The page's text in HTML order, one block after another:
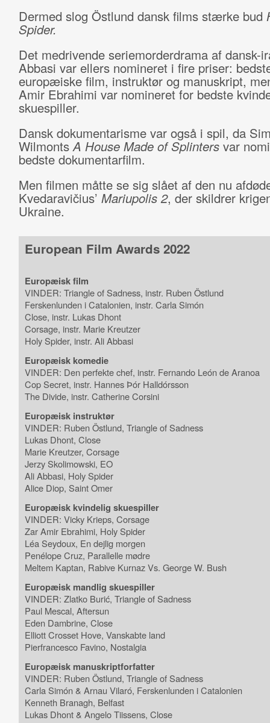
Dermed slog Östlund dansk films stærke bud
Spider.
Det medrivende seriemorderdrama af dansk-
Abbasi var ellers nomineret i fire priser:
europæiske film, instruktør og manuskript,
Amir Ebrahimi var nomineret for bedste
skuespiller.
Dansk dokumentarisme var også i spil, da
WilmontsA House Made of Splintersvar
bedste dokumentarfilm.
Men filmen måtte se sig slået af den nu
Kvedaravičius’ Mariupolis 2, der skildrer
Ukraine.
European Film Awards 2022
Europæisk film
VINDER: Triangle of Sadness, instr. Ruben Östlund
Ferskenlunden i Catalonien, instr. Carla Simón
Close, instr. Lukas Dhont
Corsage, instr. Marie Kreutzer
Holy Spider, instr. Ali Abbasi
Europæisk komedie
VINDER: Den perfekte chef, instr. Fernando León de Aranoa
Cop Secret, instr. Hannes Þór Halldórsson
The Divide, instr. Catherine Corsini
Europæisk instruktør
VINDER: Ruben Östlund, Triangle of Sadness
Lukas Dhont, Close
Marie Kreutzer, Corsage
Jerzy Skolimowski, EO
Ali Abbasi, Holy Spider
Alice Diop, Saint Omer
Europæisk kvindelig skuespiller
VINDER: Vicky Krieps, Corsage
Zar Amir Ebrahimi, Holy Spider
Léa Seydoux, En dejlig morgen
Penélope Cruz, Parallelle mødre
Meltem Kaptan, Rabive Kurnaz Vs. George W. Bush
Europæisk mandlig skuespiller
VINDER: Zlatko Burić, Triangle of Sadness
Paul Mescal, Aftersun
Eden Dambrine, Close
Elliott Crosset Hove, Vanskabte land
Pierfrancesco Favino, Nostalgia
Europæisk manuskriptforfatter
VINDER: Ruben Östlund, Triangle of Sadness
Carla Simón & Arnau Vilaró, Ferskenlunden i Catalonien
Kenneth Branagh, Belfast
Lukas Dhont & Angelo Tiissens, Close